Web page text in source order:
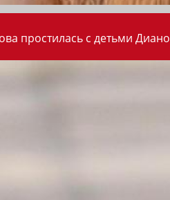
простилась с детьми